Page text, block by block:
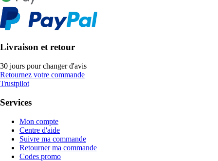
Livraison et retour
30 jours pour changer d'avis
Retournez votre commande
Trustpilot
Services
Mon compte
Centre d'aide
Suivre ma commande
Retourner ma commande
Codes promo